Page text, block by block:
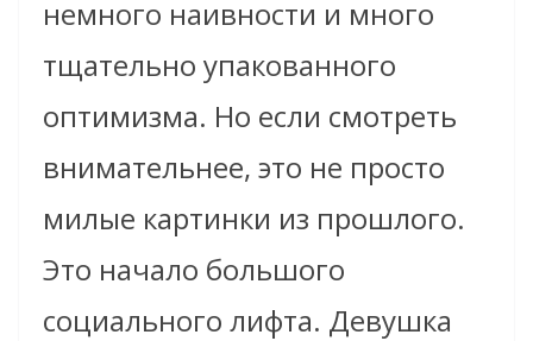
немного наивности и много
тщательно упакованного
оптимизма. Но если смотреть
внимательнее, это не просто
милые картинки из прошлого.
Это начало большого
социального лифта. Девушка